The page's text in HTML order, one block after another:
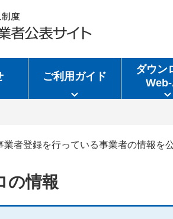
ご利用ガイド
ダウン
者登録を行っている事業者の情報を
の情報